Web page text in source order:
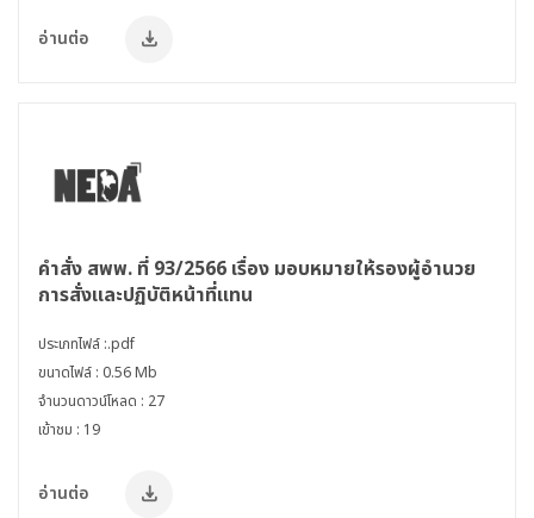
อ่านต่อ
คำสั่ง สพพ. ที่ 93/2566 เรื่อง มอบหมายให้รองผู้อำนวย
การสั่งและปฏิบัติหน้าที่แทน
ประเภทไฟล์ :.pdf
ขนาดไฟล์ : 0.56 Mb
จำนวนดาวน์โหลด : 27
เข้าชม : 19
อ่านต่อ